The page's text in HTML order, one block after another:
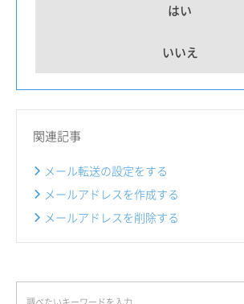
はい
いいえ
関連記事
メール転送の設定をする
メールアドレスを作成する
メールアドレスを削除する